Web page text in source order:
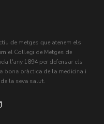
de metges que atenem els
el Col·legi de Metges de
l'any 1894 per defensar els
bona pràctica de la medicina i
la seva salut.